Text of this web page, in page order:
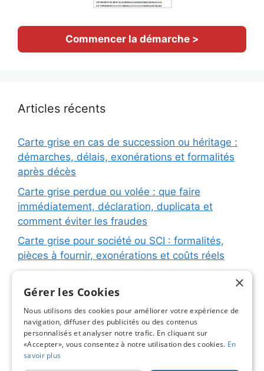
Commencer la démarche >
Articles récents
Carte grise en cas de succession ou héritage :
démarches, délais, exonérations et formalités
après décès
Carte grise perdue ou volée : que faire
immédiatement, déclaration, duplicata et
comment éviter les fraudes
Carte grise pour société ou SCI : formalités,
pièces à fournir, exonérations et coûts réels
immatriculation, fiche d’identification, plaques
Changement de titulaire carte grise : étapes
détaillées, coûts réels et astuces pour éviter les
pièges
×
Gérer les Cookies
Nous utilisons des cookies pour améliorer votre expérience de
navigation, diffuser des publicités ou des contenus
personnalisés et analyser notre trafic. En cliquant sur
«Accepter», vous consentez à notre utilisation des cookies. En
savoir plus